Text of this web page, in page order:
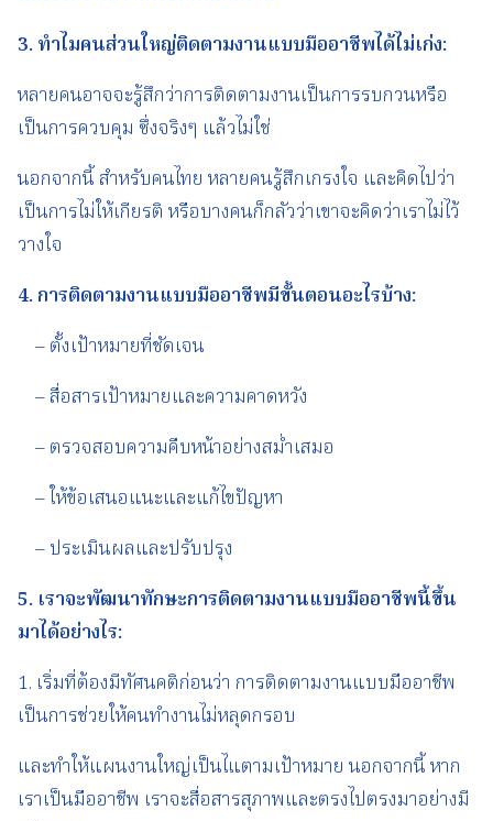
3.ทำไมคนส่วนใหญ่ติดตามงานแบบมืออาชีพได้ไม่เก่ง:
หลายคนอาจจะรู้สึกว่าการติดตามงานเป็นการรบกวนหรือ
เป็นการควบคุม ซึ่งจริงๆ แล้วไม่ใช่
นอกจากนี้ สำหรับคนไทย หลายคนรู้สึกเกรงใจ และคิดไปว่า
เป็นการไม่ให้เกียรติ หรือบางคนก็กลัวว่าเขาจะคิดว่าเราไม่ไว้
วางใจ
4.การติดตามงานแบบมืออาชีพมีขั้นตอนอะไรบ้าง:
– ตั้งเป้าหมายที่ชัดเจน
– สื่อสารเป้าหมายและความคาดหวัง
– ตรวจสอบความคืบหน้าอย่างสม่ำเสมอ
– ให้ข้อเสนอแนะและแก้ไขปัญหา
– ประเมินผลและปรับปรุง
5. เราจะพัฒนาทักษะการติดตามงานแบบมืออาชีพนี้ขึ้น
มาได้อย่างไร:
1. เริ่มที่ต้องมีทัศนคติก่อนว่า การติดตามงานแบบมืออาชีพ
เป็นการช่วยให้คนทำงานไม่หลุดกรอบ
และทำให้แผนงานใหญ่เป็นไแตามเป้าหมาย นอกจากนี้ หาก
เราเป็นมืออาชีพ เราจะสื่อสารสุภาพและตรงไปตรงมาอย่างมี